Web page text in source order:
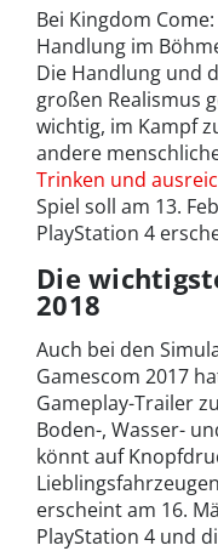
Bei Kingdom
Handlung im
Die Handlung und
großen Realismus
wichtig, im Kampf
andere
Trinken und
Spiel soll am 13.
PlayStation 4
Die
2018
Auch bei den
Gamescom 2017
Gameplay-Trailer
Boden-, Wasser-
könnt auf
erscheint am 16.
PlayStation 4 und